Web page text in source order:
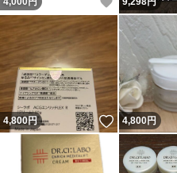
4,800円 いいね！
4,800円